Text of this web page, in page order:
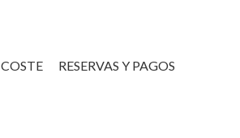
COSTE RESERVAS Y PAGOS